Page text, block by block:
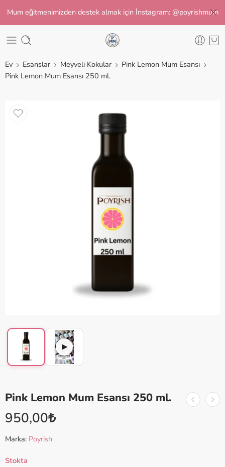
Mum eğitmenimizden destek almak için İnstagram: @poyrishmum
Ev Esanslar Meyveli Kokular
Pink Lemon Mum Esansı
Pink Lemon Mum Esansı 250 ml.
Pink Lemon Mum Esansı 250 ml.
950,00₺
Marka: Poyrish
Stokta